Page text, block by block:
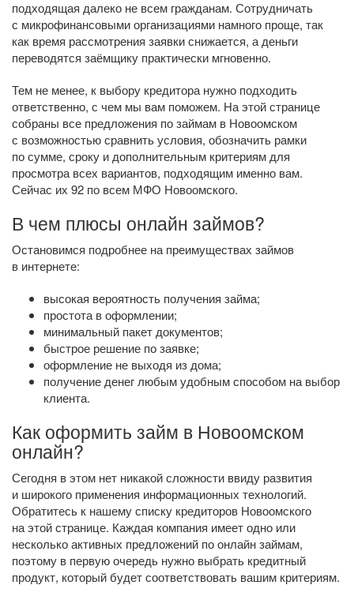
подходящая далеко не всем гражданам. Сотрудничать
с микрофинансовыми организациями намного проще, так
как время рассмотрения заявки снижается, а деньги
переводятся заёмщику практически мгновенно.
Тем не менее, к выбору кредитора нужно подходить
ответственно, с чем мы вам поможем. На этой странице
собраны все предложения по займам в Новоомском
с возможностью сравнить условия, обозначить рамки
по сумме, сроку и дополнительным критериям для
просмотра всех вариантов, подходящим именно вам.
Сейчас их 92 по всем МФО Новоомского.
В чем плюсы онлайн займов?
Остановимся подробнее на преимуществах займов
в интернете:
высокая вероятность получения займа;
простота в оформлении;
минимальный пакет документов;
быстрое решение по заявке;
оформление не выходя из дома;
получение денег любым удобным способом на выбор
клиента.
Как оформить займ в Новоомском
онлайн?
Сегодня в этом нет никакой сложности ввиду развития
и широкого применения информационных технологий.
Обратитесь к нашему списку кредиторов Новоомского
на этой странице. Каждая компания имеет одно или
несколько активных предложений по онлайн займам,
поэтому в первую очередь нужно выбрать кредитный
продукт, который будет соответствовать вашим критериям.